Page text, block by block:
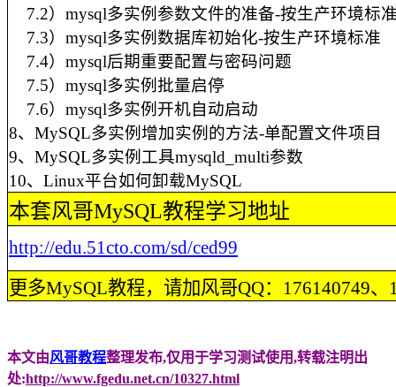
7.2）mysql多实例参数文件的准备-按生产环境标
7.3）mysql多实例数据库初始化-按生产环境标准
7.4）mysql后期重要配置与密码问题
7.5）mysql多实例批量启停
7.6）mysql多实例开机自动启动
8、MySQL多实例增加实例的方法-单配置文件项目
9、MySQL多实例工具mysqld_multi参数
10、Linux平台如何卸载MySQL
本套风哥MySQL教程学习地址
http://edu.51cto.com/sd/ced99
更多MySQL教程，请加风哥QQ：176140749
本文由风哥教程整理发布,仅用于学习测试使用,转载注明出
处:http://www.fgedu.net.cn/10327.html